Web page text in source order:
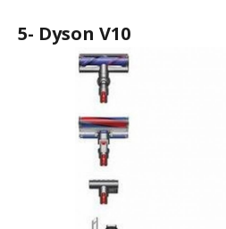
5- Dyson V10